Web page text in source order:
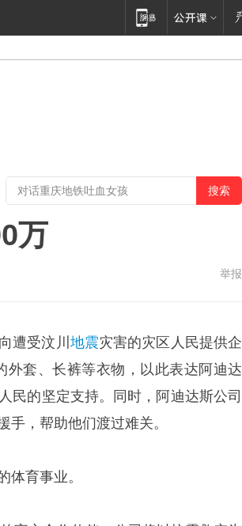
万
举报
遭受汶川 地震灾害的灾区人民提供企
外套、长裤等衣物，以此表达阿迪达
民的坚定支持。同时，阿迪达斯公司
，帮助他们渡过难关。
体育事业。